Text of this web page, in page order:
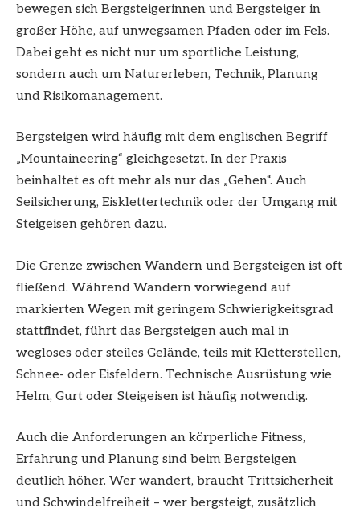
bewegen sich Bergsteigerinnen und Bergsteiger in
großer Höhe, auf unwegsamen Pfaden oder im Fels.
Dabei geht es nicht nur um sportliche Leistung,
sondern auch um Naturerleben, Technik, Planung
und Risikomanagement.
Bergsteigen wird häufig mit dem englischen Begriff
„Mountaineering“ gleichgesetzt. In der Praxis
beinhaltet es oft mehr als nur das „Gehen“. Auch
Seilsicherung, Eisklettertechnik oder der Umgang mit
Steigeisen gehören dazu.
Die Grenze zwischen Wandern und Bergsteigen ist oft
fließend. Während Wandern vorwiegend auf
markierten Wegen mit geringem Schwierigkeitsgrad
stattfindet, führt das Bergsteigen auch mal in
wegloses oder steiles Gelände, teils mit Kletterstellen,
Schnee- oder Eisfeldern. Technische Ausrüstung wie
Helm, Gurt oder Steigeisen ist häufig notwendig.
Auch die Anforderungen an körperliche Fitness,
Erfahrung und Planung sind beim Bergsteigen
deutlich höher. Wer wandert, braucht Trittsicherheit
und Schwindelfreiheit – wer bergsteigt, zusätzlich